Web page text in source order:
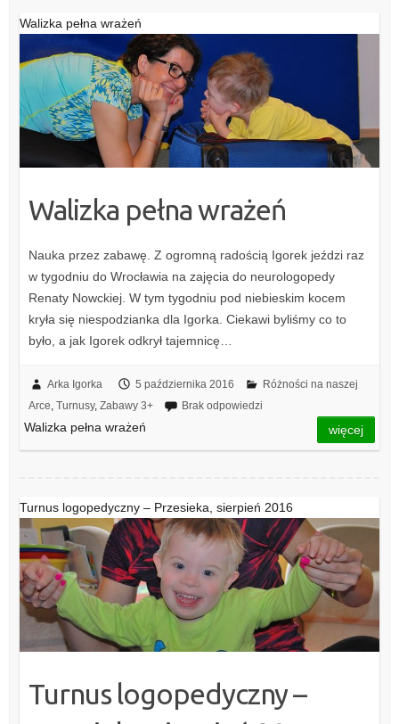
Walizka pełna wrażeń
Walizka pełna wrażeń
Nauka przez zabawę. Z ogromną radością Igorek jeździ raz
w tygodniu do Wrocławia na zajęcia do neurologopedy
Renaty Nowckiej. W tym tygodniu pod niebieskim kocem
kryła się niespodzianka dla Igorka. Ciekawi byliśmy co to
było, a jak Igorek odkrył tajemnicę…
Arka Igorka 5 października 2016
Różności na naszej
Arce Turnusy, Zabawy 3+ Brak odpowiedzi
Walizka pełna wrażeń więcej
Turnus logopedyczny – Przesieka, sierpień 2016
Turnus logopedyczny –